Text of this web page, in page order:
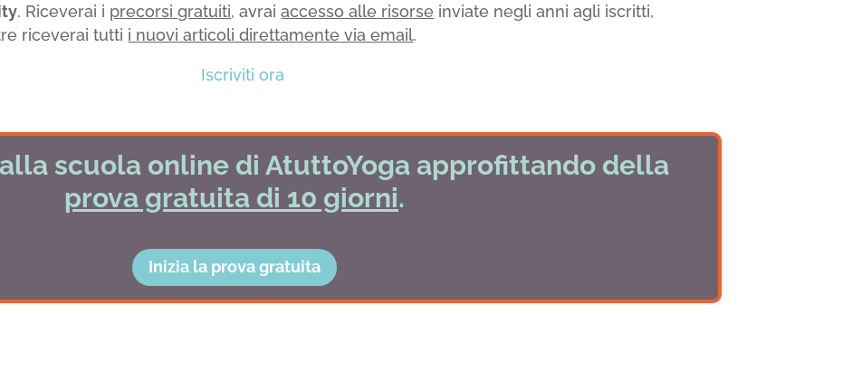
. Riceverai i precorsi gratuiti, avraiaccesso alle risorse inviate negli anni agli iscritti,
riceverai tutti i nuovi articoli direttamente via email.
Iscriviti ora
alla scuola online di AtuttoYoga approfittando della
prova gratuita di 10 giorni.
Inizia la prova gratuita